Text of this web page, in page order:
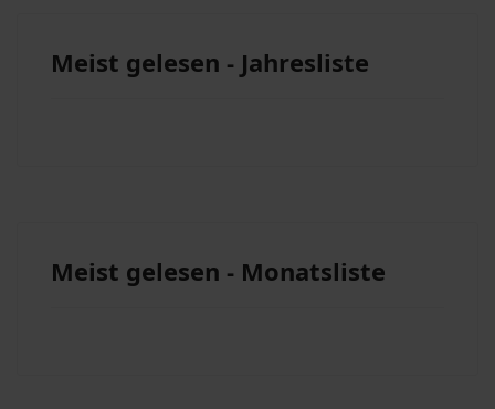
Meist gelesen - Jahresliste
Meist gelesen - Monatsliste